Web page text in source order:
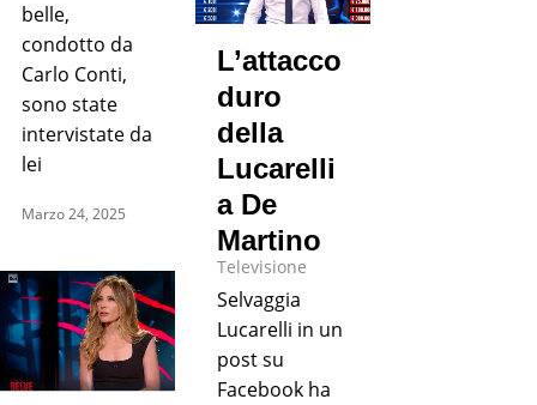
belle,
condotto da
Carlo Conti,
sono state
intervistate da
lei
Marzo 24, 2025
L’attacco
duro
della
Lucarelli
a De
Martino
Televisione
Selvaggia
Lucarelli in un
post su
Facebook ha